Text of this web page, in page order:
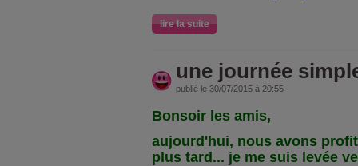
lire la suite
une journée
publié le 30/07/2015 à 20:55
Bonsoir les amis,
aujourd'hui, nous avons
plus tard... je me suis levée